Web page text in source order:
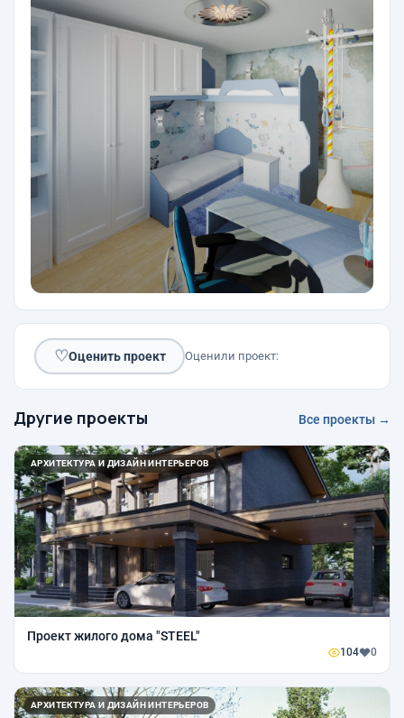
♡Оценить проект Оценили проект:
Другие проекты Все проекты →
АРХИТЕКТУРА И ДИЗАЙН ИНТЕРЬЕРОВ
Проект жилого дома "STEEL"
104 0
АРХИТЕКТУРА И ДИЗАЙН ИНТЕРЬЕРОВ